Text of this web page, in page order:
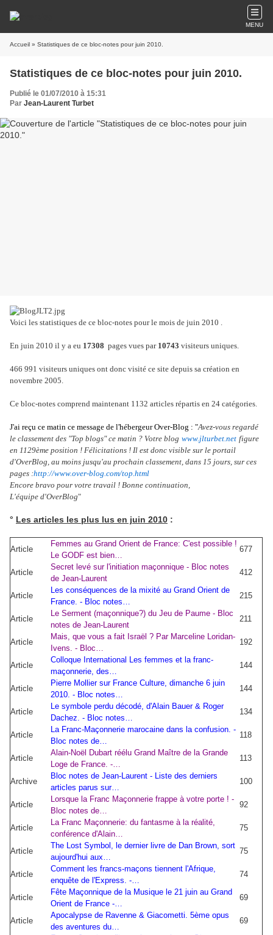
MENU
Accueil » Statistiques de ce bloc-notes pour juin 2010.
Statistiques de ce bloc-notes pour juin 2010.
Publié le 01/07/2010 à 15:31
Par Jean-Laurent Turbet
Voici les statistiques de ce bloc-notes pour le mois de juin 2010 .
En juin 2010 il y a eu 17308 pages vues par 10743 visiteurs uniques.
466 991 visiteurs uniques ont donc visité ce site depuis sa création en
novembre 2005.
Ce bloc-notes comprend maintenant 1132 articles répartis en 24 catégories.
J'ai reçu ce matin ce message de l'hébergeur Over-Blog : "Avez-vous regardé
le classement des "Top blogs" ce matin ? Votre blog www.jlturbet.net figure
en 1129ème position ! Félicitations ! Il est donc visible sur le portail
d'OverBlog, au moins jusqu'au prochain classement, dans 15 jours, sur ces
pages :http://www.over-blog.com/top.html
Encore bravo pour votre travail ! Bonne continuation,
L'équipe d'OverBlog"
° Les articles les plus lus en juin 2010 :
Article
Femmes au Grand Orient de France: C'est possible !
Le GODF est bien…
677
Article
Secret levé sur l'initiation maçonnique - Bloc notes
de Jean-Laurent
412
Article
Les conséquences de la mixité au Grand Orient de
France. - Bloc notes…
215
Article
Le Serment (maçonnique?) du Jeu de Paume - Bloc
notes de Jean-Laurent
211
Article
Mais, que vous a fait Israël ? Par Marceline Loridan-
Ivens. - Bloc…
192
Article
Colloque International Les femmes et la franc-
maçonnerie, des…
144
Article
Pierre Mollier sur France Culture, dimanche 6 juin
2010. - Bloc notes…
144
Article
Le symbole perdu décodé, d'Alain Bauer & Roger
Dachez. - Bloc notes…
134
Article
La Franc-Maçonnerie marocaine dans la confusion. -
Bloc notes de…
118
Article
Alain-Noël Dubart réélu Grand Maître de la Grande
Loge de France. -…
113
Archive
Bloc notes de Jean-Laurent - Liste des derniers
articles parus sur…
100
Article
Lorsque la Franc Maçonnerie frappe à votre porte ! -
Bloc notes de…
92
Article
La Franc Maçonnerie: du fantasme à la réalité,
conférence d'Alain…
75
Article
The Lost Symbol, le dernier livre de Dan Brown, sort
aujourd'hui aux…
75
Article
Comment les francs-maçons tiennent l'Afrique,
enquête de l'Express. -…
74
Article
Fête Maçonnique de la Musique le 21 juin au Grand
Orient de France -…
69
Article
Apocalypse de Ravenne & Giacometti. 5ème opus
des aventures du…
69